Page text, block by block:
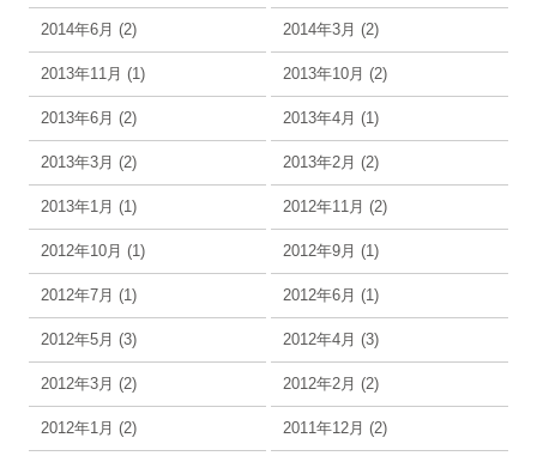
2014年6月 (2) 2014年3月 (2)
2013年11月 (1) 2013年10月 (2)
2013年6月 (2) 2013年4月 (1)
2013年3月 (2) 2013年2月 (2)
2013年1月 (1) 2012年11月 (2)
2012年10月 (1) 2012年9月 (1)
2012年7月 (1) 2012年6月 (1)
2012年5月 (3) 2012年4月 (3)
2012年3月 (2) 2012年2月 (2)
2012年1月 (2) 2011年12月 (2)